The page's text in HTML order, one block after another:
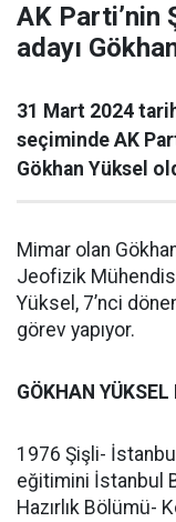
AK Parti’nin
adayı
31 Mart 2024
seçiminde AK
Gökhan Yüksel
Mimar olan
Jeofizik
Yüksel, 7’nci
görev yapıyor.
GÖKHAN YÜKSEL
1976 Şişli-
eğitimini İstanbul
Hazırlık